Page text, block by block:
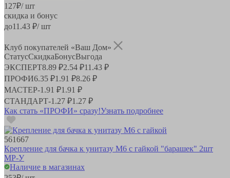
127₽/ шт
скидка и бонус
до11.43 ₽/ шт
Клуб покупателей «Ваш Дом»
СтатусСкидкаБонусВыгода
ЭКСПЕРТ8.89 ₽2.54 ₽11.43 ₽
ПРОФИ6.35 ₽1.91 ₽8.26 ₽
МАСТЕР-1.91 ₽1.91 ₽
СТАНДАРТ-1.27 ₽1.27 ₽
Как стать «ПРОФИ» сразу!Узнать подробнее
561667
Крепление для бачка к унитазу М6 с гайкой "барашек" 2шт
MP-У
Наличие в магазинах